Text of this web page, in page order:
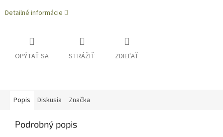
Detailné informácie
OPÝTAŤ SA STRÁŽIŤ ZDIEĽAŤ
Popis Diskusia Značka
Podrobný popis